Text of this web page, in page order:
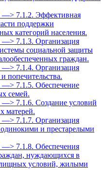
—> 7.1.2. Эффективная
поддержки
категорий населения.
—> 7.1.3. Организация
социальной защиты
граждан.
—> 7.1.4. Организация
попечительства.
—> 7.1.5. Обеспечение
семей.
—> 7.1.6. Создание условий
матерей.
—> 7.1.7. Организация
и престарелыми
—> 7.1.8. Обеспечения
нуждающихся в
условий, жилыми